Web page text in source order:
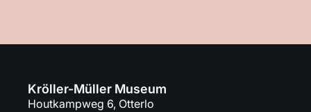
Kröller-Müller Museum
Houtkampweg 6, Otterlo